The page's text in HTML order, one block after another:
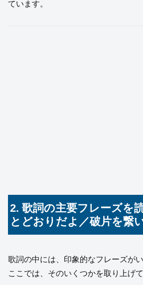
ています。
2. 歌詞の主要フレーズを
とどおりだよ／破片を繋
歌詞の中には、印象的なフレーズが
ここでは、そのいくつかを取り上げて